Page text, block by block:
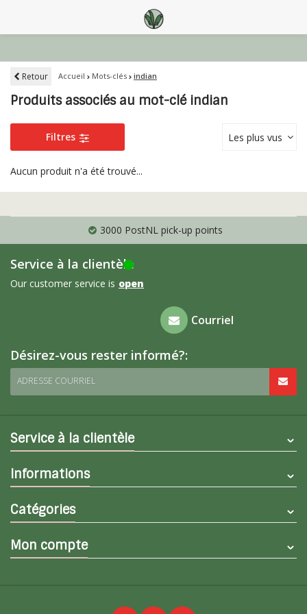
Retour Accueil Mots-clés indian
Produits associés au mot-clé indian
Filtres Les plus vus
Aucun produit n'a été trouvé...
3000 PostNL pick-up points
Service à la clientèle
Our customer service is open
Foire aux
questions
Courriel
Désirez-vous rester informé?:
ADRESSE COURRIEL
Service à la clientèle
Informations
Catégories
Mon compte